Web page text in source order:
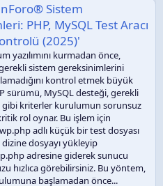
Sistem
PHP, MySQL Test Aracı
(2025)'
yazılımını kurmadan önce,
sistem gereksinimlerini
kontrol etmek büyük
sürümü, MySQL desteği, gerekli
gibi kriterler kurulumun sorunsuz
rol oynar. Bu işlem için
adlı küçük bir test dosyası
dosyayı yükleyip
adresine giderek sunucu
hızlıca görebilirsiniz. Bu yöntem,
başlamadan önce...